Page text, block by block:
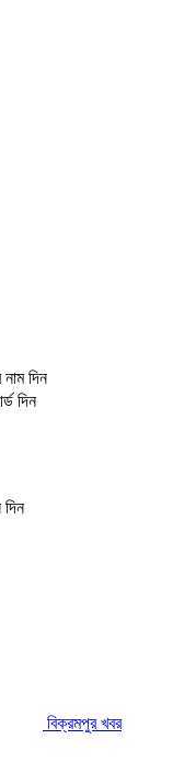
দিন
দিন
বিক্রমপুর খবর